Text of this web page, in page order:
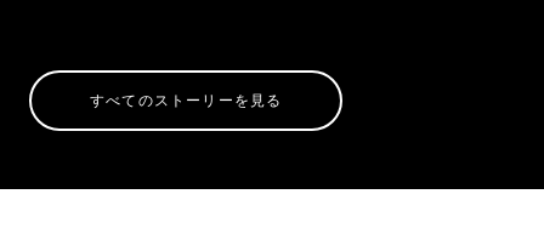
すべてのストーリーを見る